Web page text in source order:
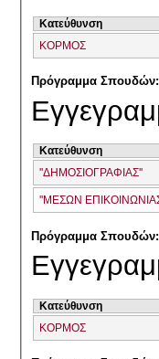
Κατεύθυνση
ΚΟΡΜΟΣ
Πρόγραμμα
Κατεύθυνση
''ΔΗΜΟΣΙΟΓΡΑΦΙΑΣ''
''ΜΕΣΩΝ
Πρόγραμμα Σπουδών:
Κατεύθυνση
ΚΟΡΜΟΣ